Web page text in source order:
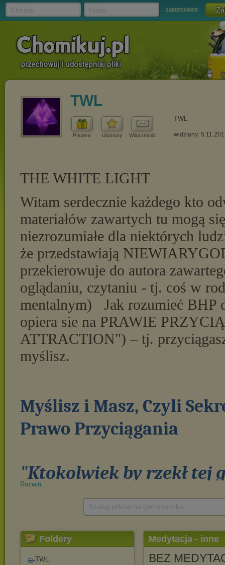
zapomniałem
TWL
Prezent Ulubiony Wiadomość
TWL
widziany:
Rozwiń
Foldery
TWL
Medytacja - inne
BEZ